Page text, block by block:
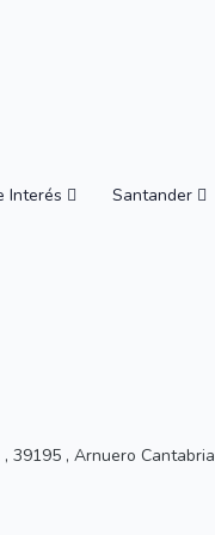
Interés Santander
39195 , Arnuero Cantabria